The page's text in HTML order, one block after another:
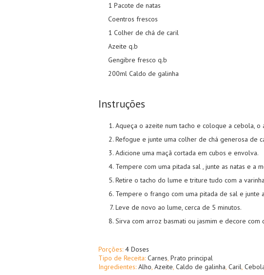
1 Pacote de natas
Coentros frescos
1 Colher de chá de caril
Azeite q.b
Gengibre fresco q.b
200ml Caldo de galinha
Instruções
Aqueça o azeite num tacho e coloque a cebola,
Refogue e junte uma colher de chá generosa de
Adicione uma maçã cortada em cubos e envolva.
Tempere com uma pitada sal , junte as natas e a
Retire o tacho do lume e triture tudo com a
Tempere o frango com uma pitada de sal e junte
Leve de novo ao lume, cerca de 5 minutos.
Sirva com arroz basmati ou jasmim e decore com
Porções: 4 Doses
Tipo de Receita: Carnes, Prato principal
Ingredientes: Alho, Azeite, Caldo de galinha, Caril,